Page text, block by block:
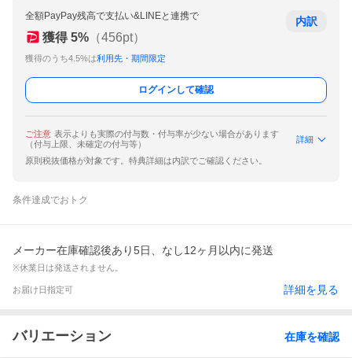
全額PayPay残高で支払い&LINEと連携で
獲得 5% （456pt）
獲得のうち4.5%は利用先・期間限定
内訳
ログインして確認
ご注意 表示よりも実際の付与数・付与率が少ない場合があります
（付与上限、未確定の付与等）
詳細
原則税抜価格が対象です。特典詳細は内訳でご確認ください。
条件達成でおトク
メーカー在庫確認後あり5日、なし12ヶ月以内に発送
※休業日は発送されません。
お届け日指定可 詳細を見る
バリエーション 在庫を確認